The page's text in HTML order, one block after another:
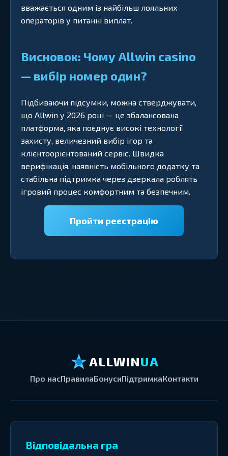
вважається одним із найбільш лояльних
операторів у питанні виплат.
Висновок: Чому Allwin casino
— вибір номер один?
Підбиваючи підсумки, можна стверджувати,
що Allwin у 2026 році — це збалансована
платформа, яка поєднує високі технології
захисту, величезний вибір ігор та
клієнтоорієнтований сервіс. Швидка
верифікація, наявність мобільного додатку та
стабільна підтримка через дзеркала роблять
ігровий процес комфортним та безпечним.
Пройти реєстрацію
ALLWINUA
Про насПравилаБонусиПідтримкаКонтакти
Відповідальна гра